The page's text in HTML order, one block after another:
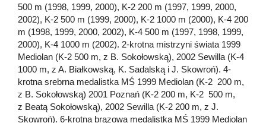
500 m (1998, 1999, 2000), K-2 200 m (1997, 1999, 2000,
2002), K-2 500 m (1999, 2000), K-2 1000 m (2000), K-4 200
m (1998, 1999, 2000, 2002), K-4 500 m (1997, 1998, 1999,
2000), K-4 1000 m (2002). 2-krotna mistrzyni świata 1999
Mediolan (K-2 500 m, z B. Sokołowską), 2002 Sewilla (K-4
1000 m, z A. Białkowską, K. Sadalską i J. Skowroń). 4-
krotna srebrna medalistka MŚ 1999 Mediolan (K-2 200 m,
z B. Sokołowską) 2001 Poznań (K-2 200 m, K-2 500 m,
z Beatą Sokołowską), 2002 Sewilla (K-2 200 m, z J.
Skowroń). 6-krotna brązowa medalistka MŚ 1999 Mediolan